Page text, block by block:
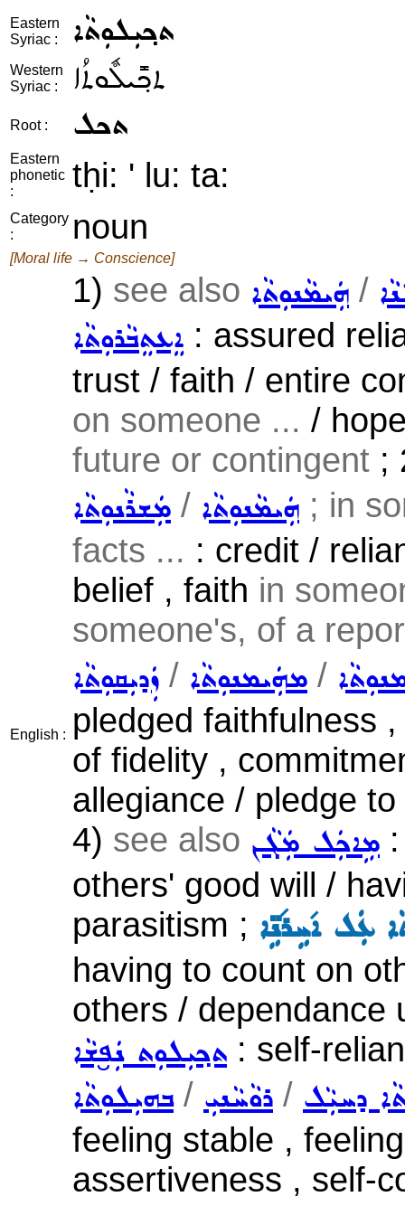
Eastern
Syriac :
ܬܟ݂ܝܼܠܘܼܬܵܐ
Western
Syriac :
ܬܟ݂ܺܝܠܽܘܬܳܐ
Root : ܬܟܠ
Eastern
phonetic
:
tḥi: ' lu: ta:
Category
:
noun
[Moral life → Conscience]
English :
1) see also ܗܲܝܡܵܢܘܼܬܵܐ /
ܐܸܥܬܸܒܵܪܘܼܬܵܐ : assured
trust / faith / entire
on someone ... /
future or contingent ;
ܡܲܫܪܵܢܘܼܬܵܐ / ܗܲܝܡܵܢܘܼܬܵܐ ; in
facts ... : credit /
belief , faith in
someone's, of a
ܙܲܕܝܼܩܘܼܬܵܐ / ܡܗܲܝܡܢܘܼܬܵܐ /
pledged faithfulness
of fidelity ,
allegiance / pledge
4) see also ܡܹܐܟܲܠ ܡܲܓܵܢ
others' good will /
parasitism ; ܥܲܠ ܐ݇ܚܹܪ݇ܢܹ̈ܐ
having to count on
others / dependance
ܬܟ݂ܝܼܠܘܼܬ ܢܲܦ̮ܫܵܐ : self-
ܒܗܝܼܠܘܼܬܵܐ/ ܪܘܵܚܵܢܝܼ / ܕܚܝܼܵܠ
feeling stable ,
assertiveness , self-